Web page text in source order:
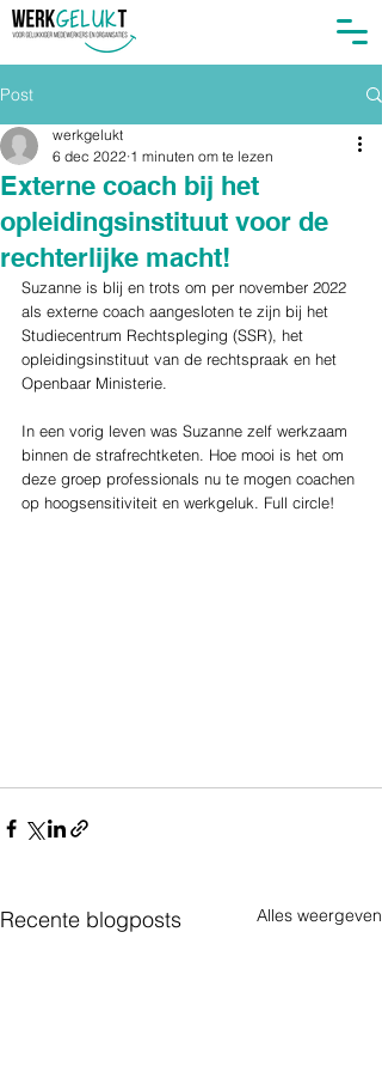
Post
Externe coach bij het
opleidingsinstituut voor de
rechterlijke macht!
werkgelukt
6 dec 2022 1 minuten om te lezen
Suzanne is blij en trots om per november 2022
als externe coach aangesloten te zijn bij het
Studiecentrum Rechtspleging (SSR), het
opleidingsinstituut van de rechtspraak en het
Openbaar Ministerie.
In een vorig leven was Suzanne zelf werkzaam
binnen de strafrechtketen. Hoe mooi is het om
deze groep professionals nu te mogen coachen
op hoogsensitiviteit en werkgeluk. Full circle!
Recente blogposts Alles weergeven